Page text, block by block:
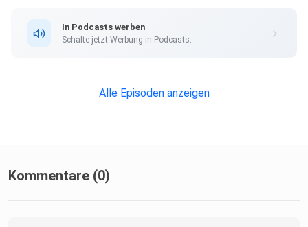
info@ivona-lifecoach.de ️ Homepage https://www.ivona-
https://www.facebook.com/lifecoachfuerfrauen/
mich auf Dich Deine Ivona
In Podcasts werben
Schalte jetzt Werbung in Podcasts.
Alle Episoden anzeigen
Kommentare (0)